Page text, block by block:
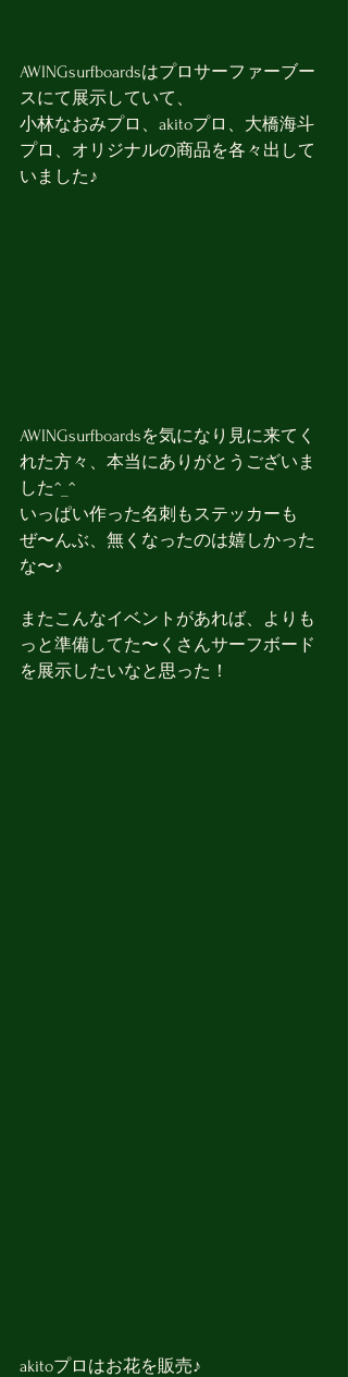
AWINGsurfboardsはプロサーファーブー
スにて展示していて、
小林なおみプロ、akitoプロ、大橋海斗
プロ、オリジナルの商品を各々出して
いました♪
AWINGsurfboardsを気になり見に来てく
れた方々、本当にありがとうございま
した^_^
いっぱい作った名刺もステッカーも
ぜ〜んぶ、無くなったのは嬉しかった
な〜♪
またこんなイベントがあれば、よりも
っと準備してた〜くさんサーフボード
を展示したいなと思った！
akitoプロはお花を販売♪